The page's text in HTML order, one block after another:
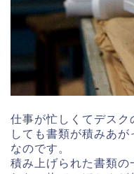
仕事が忙しくてデスク
しても書類が積みあ
なのです。
積み上げられた書類の